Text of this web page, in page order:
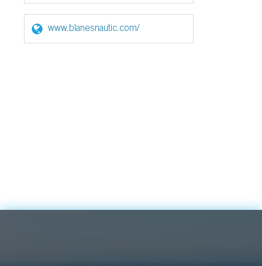
www.blanesnautic.com/